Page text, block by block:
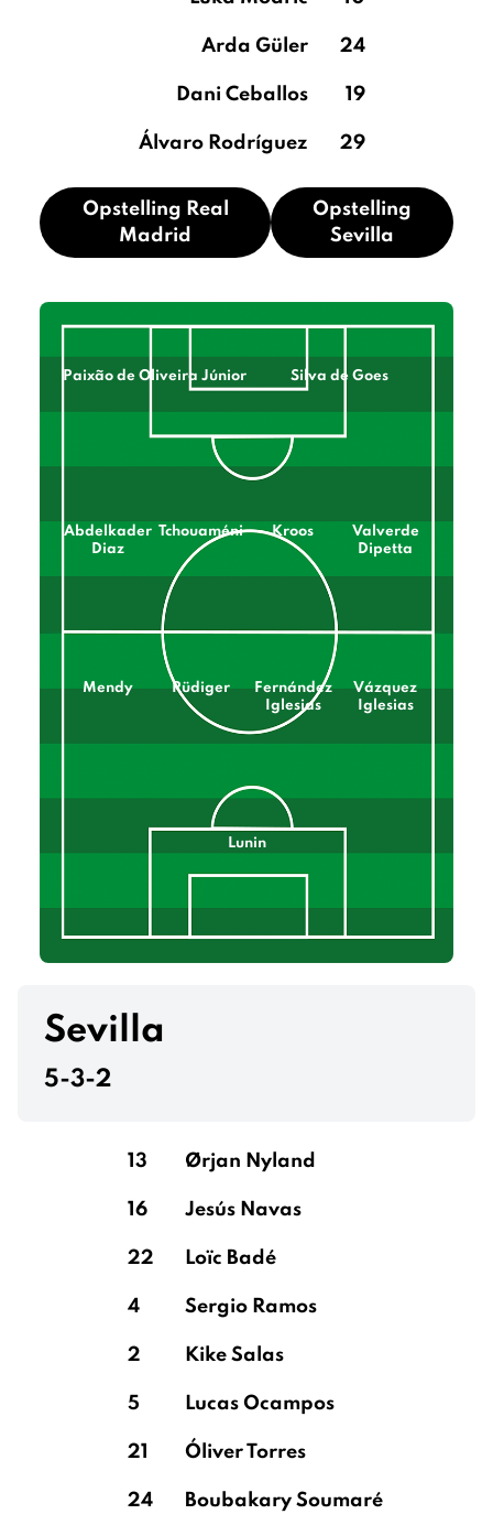
Arda Güler 24
Dani Ceballos 19
Álvaro Rodríguez 29
Opstelling Real
Madrid
Opstelling
Sevilla
Paixão de Oliveira Júnior Silva de Goes
Abdelkader
Diaz
Tchouaméni Kroos
Valverde
Dipetta
Mendy Rüdiger
Fernández
Iglesias
Vázquez
Iglesias
Lunin
Sevilla
5-3-2
13 Ørjan Nyland
16 Jesús Navas
22 Loïc Badé
4 Sergio Ramos
2 Kike Salas
5 Lucas Ocampos
21 Óliver Torres
24 Boubakary Soumaré